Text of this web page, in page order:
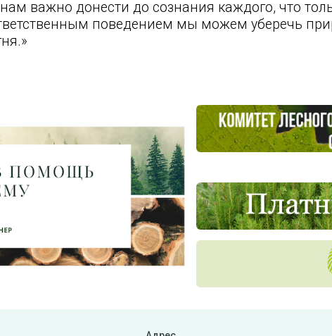
важно донести до сознания каждого, что
поведением мы можем уберечь